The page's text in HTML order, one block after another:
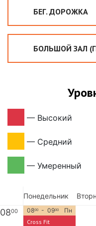
БЕГ. ДОРОЖКА
БОЛЬШОЙ ЗАЛ
— Высокий
— Средний
— Умеренный
Понедельник
0800 0800 - 0900
Пн
Cross Fit